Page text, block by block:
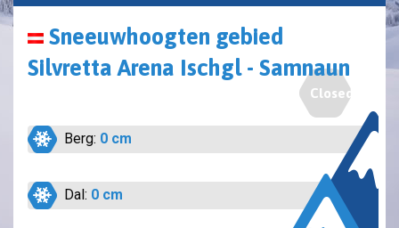
Sneeuwhoogten gebied
Silvretta Arena Ischgl - Samnaun
Closed
Berg: 0 cm
Dal: 0 cm